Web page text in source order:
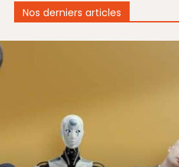
Nos derniers articles